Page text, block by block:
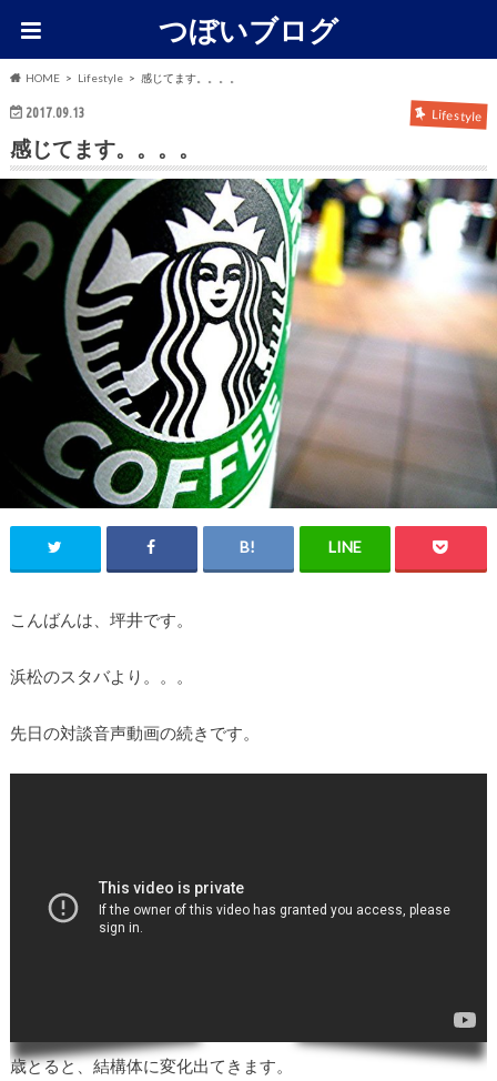
つぼいブログ
HOME Lifestyle 感じてます。。。。
2017.09.13 Lifestyle
感じてます。。。。
こんばんは、坪井です。
浜松のスタバより。。。
先日の対談音声動画の続きです。
歳とると、結構体に変化出てきます。